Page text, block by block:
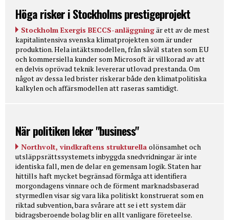
Höga risker i Stockholms prestigeprojekt
Stockholm Exergis BECCS-anläggningär ett av de mest
kapitalintensiva svenska klimatprojekten som är under
produktion. Hela intäktsmodellen, från såväl staten som EU
och kommersiella kunder som Microsoft är villkorad av att
en delvis oprövad teknik levererar utlovad prestanda. Om
något av dessa led brister riskerar både den klimatpolitiska
kalkylen och affärsmodellen att raseras samtidigt.
När politiken leker "business"
Northvolt, vindkraftens strukturella olönsamhet och
utsläppsrättssystemets inbyggda snedvridningar är inte
identiska fall, men de delar en gemensam logik. Staten har
hittills haft mycket begränsad förmåga att identifiera
morgondagens vinnare och de förment marknadsbaserad
styrmedlen visar sig vara lika politiskt konstruerat som en
riktad subvention, bara svårare att se i ett system där
bidragsberoende bolag blir en allt vanligare företeelse.